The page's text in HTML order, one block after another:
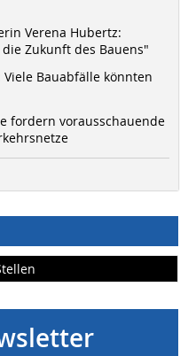
Verena Hubertz:
Zukunft des Bauens"
Bauabfälle könnten
fordern vorausschauende